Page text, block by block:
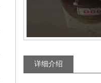
详细介绍